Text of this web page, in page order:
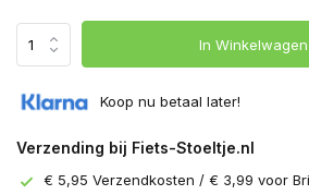
In Winkelwagen
Koop nu betaal later!
Verzending bij Fiets-Stoeltje.nl
€ 5,95 Verzendkosten / € 3,99 voor